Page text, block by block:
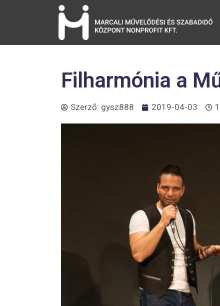
Filharmónia a
Szerző: gysz888 2019-04-03